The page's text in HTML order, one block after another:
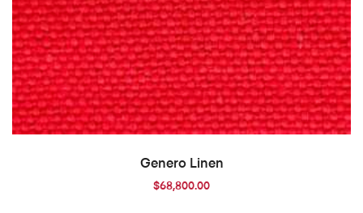
AÑADIR AL CARRITO
Genero Linen
$68,800.00